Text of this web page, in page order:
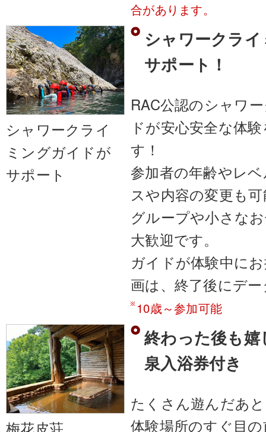
合があります。
シャワークライ
ミングガイドが
サポート
シャワークラ
サポート！
RAC公認のシャワ
ドが安心安全な体
す！
参加者の年齢やレ
スや内容の変更も
グループや小さな
大歓迎です。
ガイドが体験中に
画は、終了後にデ
10歳～参加可能
梅花皮荘
終わった後も
泉入浴券付き
たくさん遊んだあ
体験場所のすぐ目